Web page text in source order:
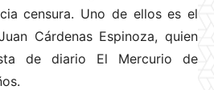
censura. Uno de ellos es el
Cárdenas Espinoza, quien
de diario El Mercurio de